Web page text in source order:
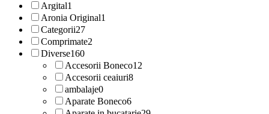
Argital1
Aronia Original1
Categorii27
Comprimate2
Diverse160
Accesorii Boneco12
Accesorii ceaiuri8
ambalaje0
Aparate Boneco6